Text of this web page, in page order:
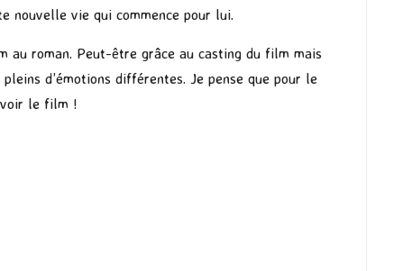
nouvelle vie qui commence pour lui.
au roman. Peut-être grâce au casting du film mais
d’émotions différentes. Je pense que pour le
le film !